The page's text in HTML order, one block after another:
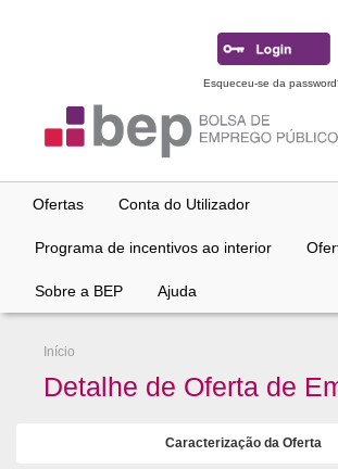
Esqueceu-se da
Ofertas Conta do Utilizador
Programa de incentivos ao interior
Sobre a BEP Ajuda
Início
Detalhe de Oferta de
Caracterização da Oferta